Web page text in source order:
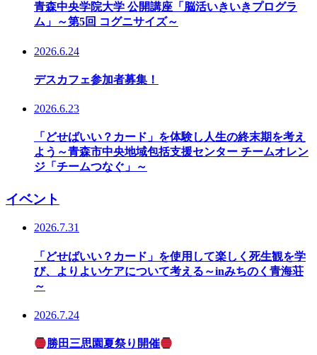
青森中央学院大学 公開講座「脳活いきいきプログラ
ム」～第5回 コグニサイズ～
2026.6.24
デスカフェ参加者募集！
2026.6.23
「どせばいい？カード」を体験し人生の終末期を考え
よう～青森市中央地域包括支援センター チームオレン
ジ「チームつなぐ」～
イベント
2026.7.31
「どせばいい？カード」を使用して楽しく死生観を学
び、よりよいケアについて考える～inみちのく青海荘
～
2026.7.24
勝田三思園夏祭り開催